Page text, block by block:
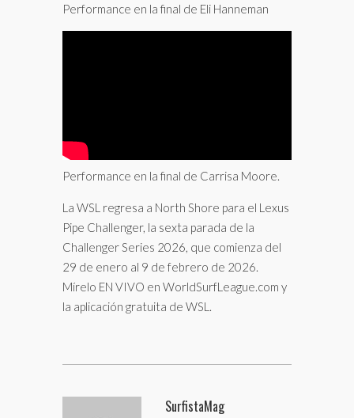
Performance en la final de Eli Hanneman
Performance en la final de Carrisa Moore.
La WSL regresa a North Shore para el Lexus
Pipe Challenger, la sexta parada de la
Challenger Series 2026, que comienza del
29 de enero al 9 de febrero de 2026.
Mírelo EN VIVO en WorldSurfLeague.com y
la aplicación gratuita de WSL.
SurfistaMag